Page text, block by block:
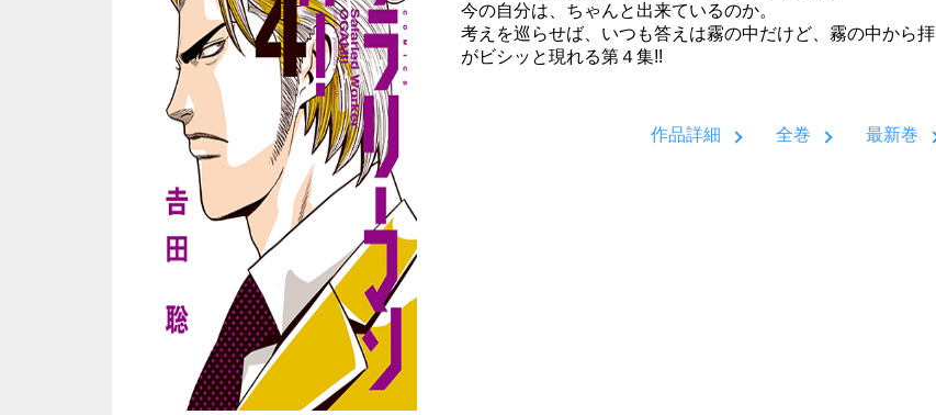
今の自分は、ちゃんと出来ているのか。
考えを巡らせば、いつも答えは霧の中だけど、霧の中から拝
がビシッと現れる第４集!!
作品詳細 全巻 最新巻